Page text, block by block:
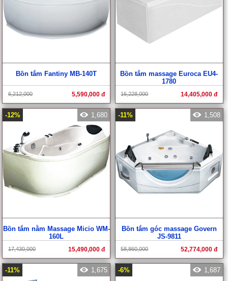
Bồn tắm Fantiny MB-140T
6,212,000 5,590,000 đ
Bồn tắm massage Euroca EU4-
1780
16,228,000 14,405,000 đ
-12% 1,680
Bồn tắm nằm Massage Micio WM-
160L
17,430,000 15,490,000 đ
-11% 1,508
Bồn tắm góc massage Govern
JS-9811
58,860,000 52,774,000 đ
-11% 1,675 -6% 1,687